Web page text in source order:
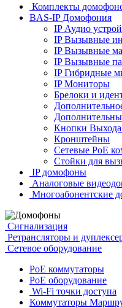
Комплекты
BAS-IP Домофония
IP Аудио
IP Вызывные
IP Вызывные
IP Вызывные
IP Гибридные
IP Мониторы
Брелоки и
Кнопки
Кронштейны
Сетевые PoE
Стойки для
IP домофоны
Аналоговые
Многоабонентские
Сигнализация
Ретрансляторы и
Сетевое оборудование
PoE коммутаторы
PoE оборудование
Wi-Fi точки доступа
Коммутаторы